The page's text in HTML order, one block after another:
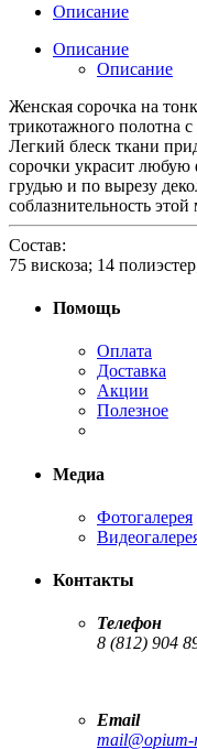
Описание
Описание
Описание
Женская сорочка на
трикотажного полотна
Легкий блеск ткани
сорочки украсит любую
грудью и по вырезу
соблазнительность
Состав:
75 вискоза; 14
Помощь
Оплата
Доставка
Акции
Полезное
Медиа
Фотогалерея
Контакты
Телефон
8 (812) 904
Email